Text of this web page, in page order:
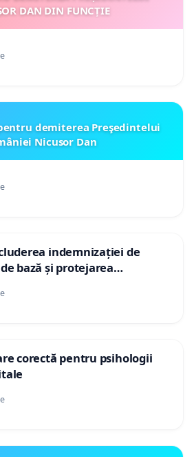
DAN DIN FUNCȚIE
demiterea Preşedintelui
Nicusor Dan
indemnizației de
bază și protejarea
pentru asistenții
corectă pentru psihologii